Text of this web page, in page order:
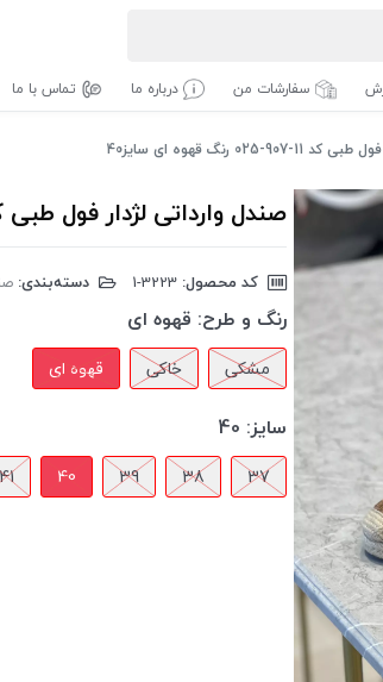
سفارشات من درباره ما تماس با ما
رنگ قهوه ای سایز40
صندل وارداتی لژدار فول طبی کد 11-907-025 رنگ قهوه ای
کد محصول: دسته‌بندی:
رنگ و طرح: قهوه ای
مشکی خاکی قهوه ای
سایز: 40
37
38
39
40
41